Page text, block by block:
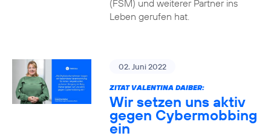
(FSM) und weiterer Partner ins
Leben gerufen hat.
02. Juni 2022
ZITAT VALENTINA DAIBER:
Wir setzen uns aktiv
gegen Cybermobbing
ein